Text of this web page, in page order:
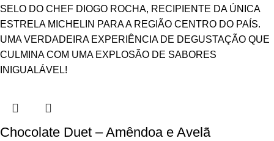
SELO DO CHEF DIOGO ROCHA, RECIPIENTE DA ÚNICA
ESTRELA MICHELIN PARA A REGIÃO CENTRO DO PAÍS.
UMA VERDADEIRA EXPERIÊNCIA DE DEGUSTAÇÃO QUE
CULMINA COM UMA EXPLOSÃO DE SABORES
INIGUALÁVEL!
Chocolate Duet – Amêndoa e Avelã